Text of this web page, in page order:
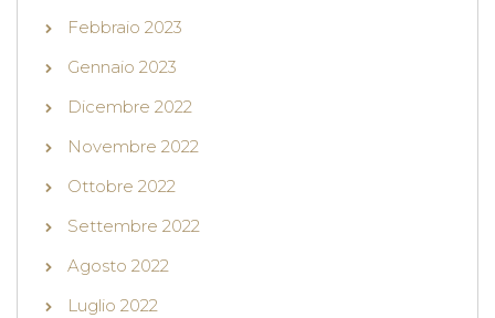
Febbraio 2023
Gennaio 2023
Dicembre 2022
Novembre 2022
Ottobre 2022
Settembre 2022
Agosto 2022
Luglio 2022